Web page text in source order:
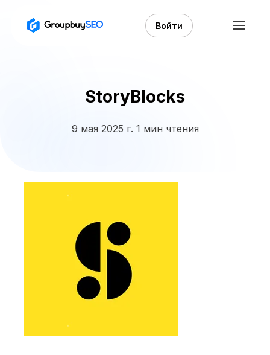
Войти
StoryBlocks
9 мая 2025 г. 1 мин чтения